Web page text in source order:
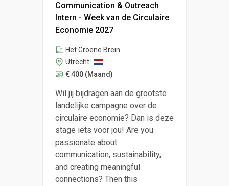
Communication & Outreach
Intern - Week van de Circulaire
Economie 2027
Het Groene Brein
Utrecht
€ 400 (Maand)
Wil jij bijdragen aan de grootste
landelijke campagne over de
circulaire economie? Dan is deze
stage iets voor jou! Are you
passionate about
communication, sustainability,
and creating meaningful
connections? Then this